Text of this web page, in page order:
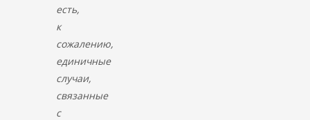
есть,
к
сожалению,
единичные
случаи,
связанные
с